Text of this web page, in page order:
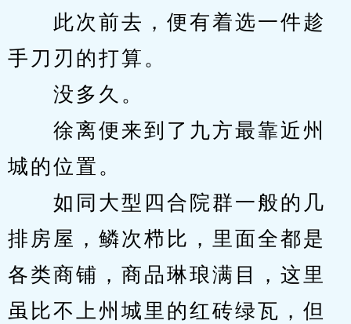
此次前去，便有着选一件趁
手刀刃的打算。
没多久。
徐离便来到了九方最靠近州
城的位置。
如同大型四合院群一般的几
排房屋，鳞次栉比，里面全都是
各类商铺，商品琳琅满目，这里
虽比不上州城里的红砖绿瓦，但